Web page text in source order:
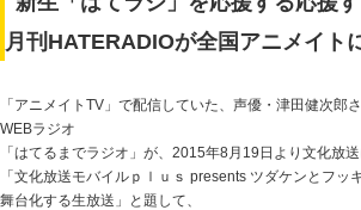
月刊HATERADIOが全国アニメイト
「アニメイトTV」で配信していた、声優・津田健次郎
WEBラジオ
「はてるまでラジオ」が、2015年8月19日より文化放送
「文化放送モバイルｐｌｕｓ presents ツダケンとフッ
舞台化する生放送」と題して、